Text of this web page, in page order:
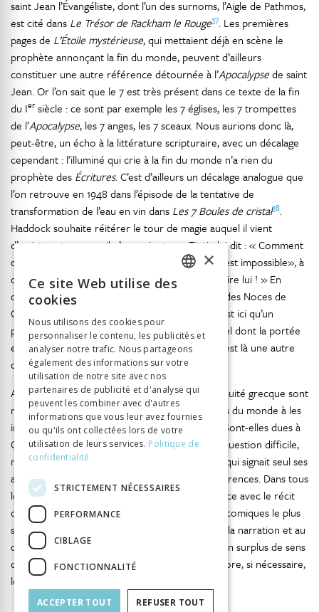
saint Jean l’Évangéliste, dont l’un des surnoms, l’Aigle de Pathmos,
est cité dans Le Trésor de Rackham le Rouge37. Les premières
pages de L’Étoile mystérieuse, qui mettaient déjà en scène le
prophète annonçant la fin du monde, peuvent d’ailleurs
constituer une autre référence détournée à l’Apocalypsede saint
Jean. Or l’on sait que le 7 est très présent dans ce texte de la fin
du Ier siècle : ce sont par exemple les 7 églises, les 7 trompettes
de l’Apocalypse, les 7 anges, les 7 sceaux. Nous aurions donc là,
peut-être, un écho à la littérature scripturaire, avec un décalage
cependant : l’illuminé qui crie à la fin du monde n’a rien du
prophète des Écritures. C’est d’ailleurs un décalage analogue que
l’on retrouve en 1948 dans l’épisode de la tentative de
transformation de l’eau en vin dans Les 7 Boules de cristal38.
Haddock souhaite réitérer le tour de magie auquel il vient
d’assister et, comme il n’y parvient pas, Tintin lui dit : « Comment
de l’eau pourrait-elle se changer en vin ?… Cela est impossible», à
quoi le capitaine répond : « Il réussit bien à le faire lui ! » En
quelque sorte, le lecteur pensera ici au miracle des Noces de
Cana, mais l’épisode est détourné (ce « lui » n’est ici qu’un
prestidigitateur), ce qui crée un décalage culturel dont la portée
est peut-être plus grande qu’il n’y paraît, mais c’est là une autre
question.
Au total, les références directes ou non à l’Antiquité grecque sont
nombreuses, sans qu’Hergé ait cherché le moins du monde à les
imposer de manière didactique ou trop visible. Sont-elles dues à
Georges Remi ou à ses assistants ? C’est là une question difficile,
mais on pourra les attribuer à Hergé lui-même, qui signait seul ses
albums et qui assumait donc les choix et les références. Dans tous
les cas, le fait est que celles-ci créent une distance avec le récit
des aventures du reporter moderne, à des fins comiques le plus
souvent. Ou alors, au contraire, elles donnent à la narration et au
dessin une dimension supplémentaire, comme un surplus de sens
qui enrichit les pages d’Hergé et qui accroît encore, si nécessaire,
le plaisir du lecteur.
ITALIAN
×
Ce site Web utilise des
cookies
Nous utilisons des cookies pour
personnaliser le contenu, les publicités et
analyser notre trafic. Nous partageons
également des informations sur votre
utilisation de notre site avec nos
partenaires de publicité et d'analyse qui
peuvent les combiner avec d'autres
informations que vous leur avez fournies
ou qu'ils ont collectées lors de votre
utilisation de leurs services. Politique de
confidentialité
STRICTEMENT NÉCESSAIRES
PERFORMANCE
CIBLAGE
FONCTIONNALITÉ
ACCEPTER TOUT REFUSER TOUT